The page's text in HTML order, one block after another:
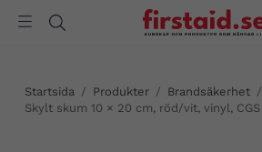
Startsida / Produkter / Brandsäkerhet /
Skylt skum 10 × 20 cm, röd/vit, vinyl, CGS